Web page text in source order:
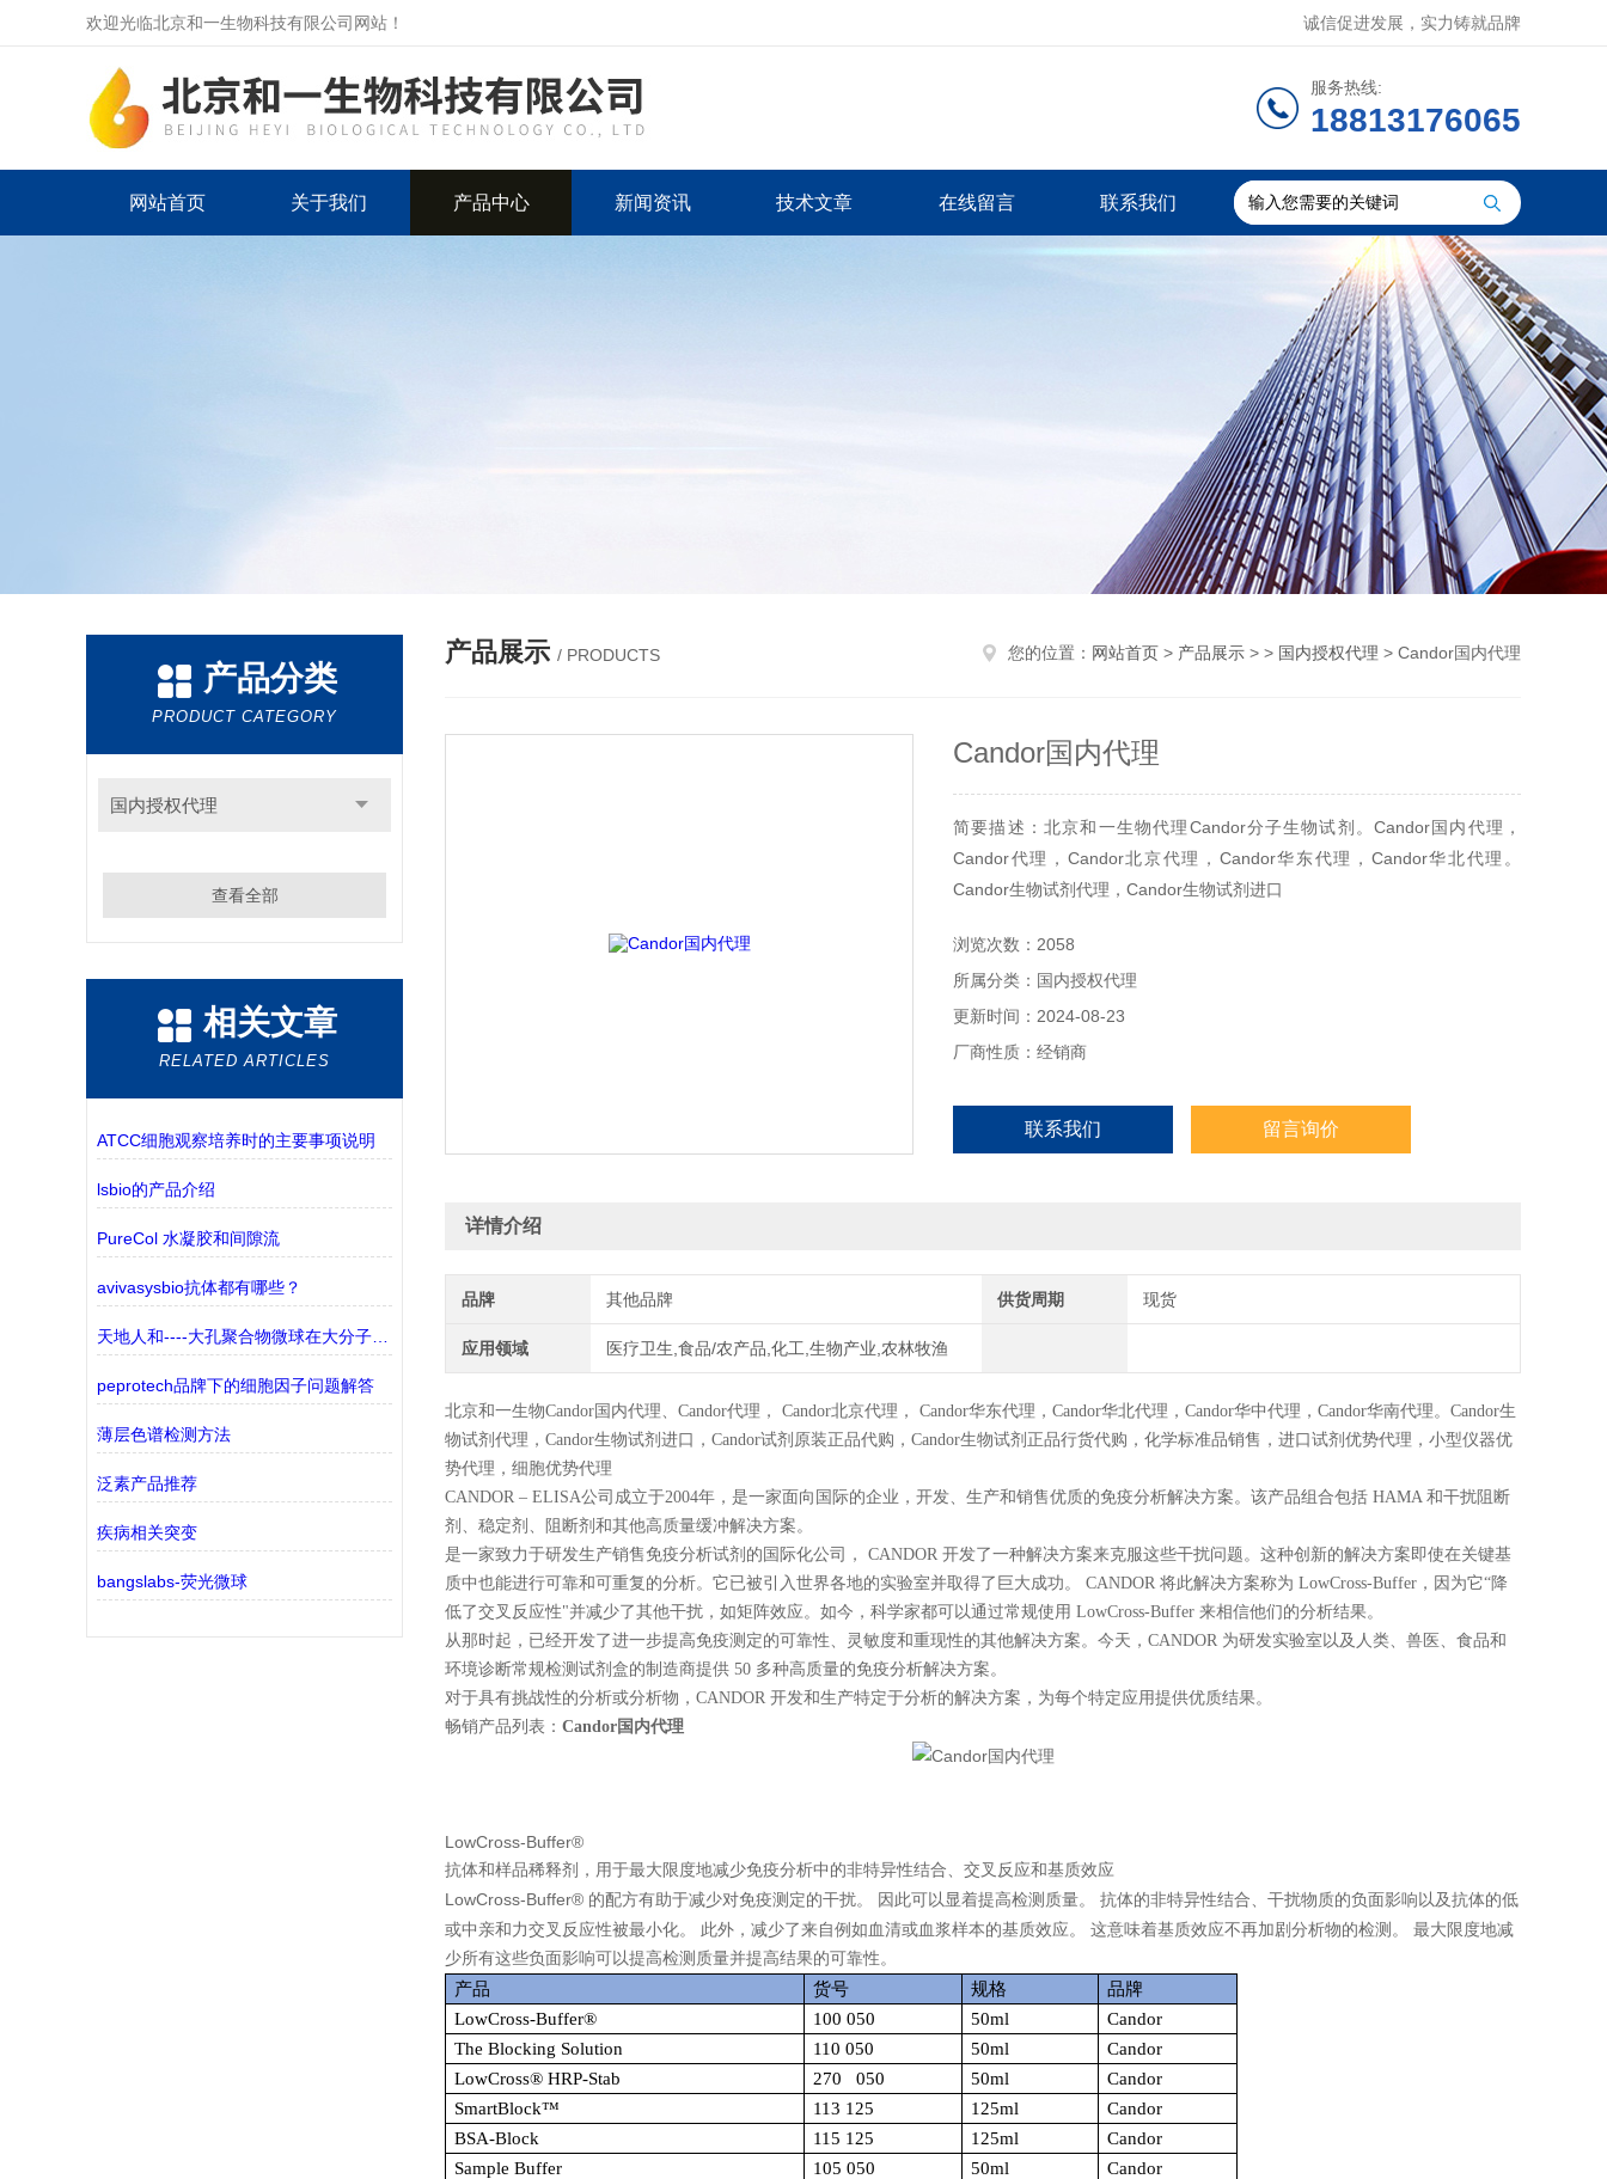
欢迎光临北京和一生物科技有限公司网站！ 诚信促进发展，实力铸就品牌
服务热线:
18813176065
网站首页 关于我们 产品中心 新闻资讯 技术文章 在线留言 联系我们
产品分类
PRODUCT CATEGORY
国内授权代理
查看全部
相关文章
RELATED ARTICLES
ATCC细胞观察培养时的主要事项说明
lsbio的产品介绍
PureCol 水凝胶和间隙流
avivasysbio抗体都有哪些？
天地人和----大孔聚合物微球在大分子纯化中的应用
peprotech品牌下的细胞因子问题解答
薄层色谱检测方法
泛素产品推荐
疾病相关突变
bangslabs-荧光微球
产品展示 / PRODUCTS 您的位置： 网站首页 > 产品展示 > > 国内授权代理 > Candor国内代理
Candor国内代理
简要描述：北京和一生物代理Candor分子生物试剂。Candor国内代理，
Candor代理，Candor北京代理，Candor华东代理，Candor华北代理。
Candor生物试剂代理，Candor生物试剂进口
浏览次数：2058
所属分类：国内授权代理
更新时间：2024-08-23
厂商性质：经销商
联系我们 留言询价
详情介绍
品牌 其他品牌 供货周期 现货
应用领域 医疗卫生,食品/农产品,化工,生物产业,农林牧渔
北京和一生物Candor 国内代理、 Candor代理， Candor北京代理， Candor华东代理， Candor华北代理， Candor华中代理， Candor华南代理。 Candor生
物试剂代理， Candor生物试剂进口， Candor试剂原装正品代购， Candor生物试剂正品行货代购，化学标准品销售，进口试剂优势代理，小型仪器优
势代理，细胞优势代理
CANDOR – ELISA公司成立于2004年，是一家面向国际的企业，开发、生产和销售优质的免疫分析解决方案。该产品组合包括 HAMA 和干扰阻断
剂、稳定剂、阻断剂和其他高质量缓冲解决方案。
是一家致力于研发生产销售免疫分析试剂的国际化公司， CANDOR 开发了一种解决方案来克服这些干扰问题。这种创新的解决方案即使在关键基
质中也能进行可靠和可重复的分析。它已被引入世界各地的实验室并取得了巨大成功。 CANDOR 将此解决方案称为 LowCross-Buffer，因为它“降
低了交叉反应性"并减少了其他干扰，如矩阵效应。如今，科学家都可以通过常规使用 LowCross-Buffer 来相信他们的分析结果。
从那时起，已经开发了进一步提高免疫测定的可靠性、灵敏度和重现性的其他解决方案。今天，CANDOR 为研发实验室以及人类、兽医、食品和
环境诊断常规检测试剂盒的制造商提供 50 多种高质量的免疫分析解决方案。
对于具有挑战性的分析或分析物，CANDOR 开发和生产特定于分析的解决方案，为每个特定应用提供优质结果。
畅销产品列表： Candor国内代理
LowCross-Buffer®
抗体和样品稀释剂，用于最大限度地减少免疫分析中的非特异性结合、交叉反应和基质效应
LowCross-Buffer® 的配方有助于减少对免疫测定的干扰。 因此可以显着提高检测质量。
抗体的非特异性结合、干扰物质的负面影响以及抗体的低
或中亲和力交叉反应性被最小化。
此外，减少了来自例如血清或血浆样本的基质效应。 这意味着基质效应不再加剧分析物的检测。
最大限度地减
少所有这些负面影响可以提高检测质量并提高结果的可靠性。
产品 货号 规格
品牌
LowCross-Buffer®
100 050 50ml
Candor
The Blocking Solution
110 050 50ml
Candor
LowCross® HRP-Stab
270 050 50ml
Candor
SmartBlock™ 113 125 125ml
Candor
BSA-Block
115 125 125ml
Candor
Sample Buffer
105 050 50ml
Candor